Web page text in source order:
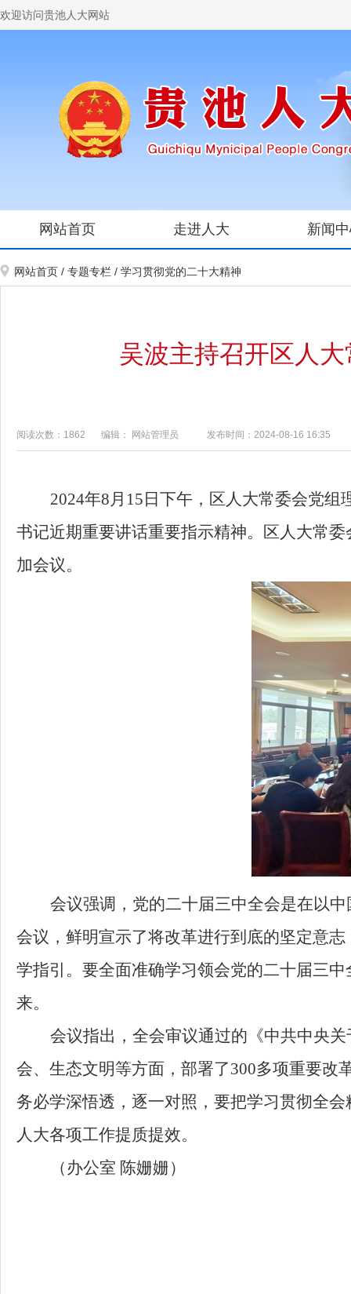
欢迎访问贵池人大网站
网站首页 走进人大 新闻
网站首页 / 专题专栏 / 学习贯彻党的二十大精神
吴波主持召开区人
阅读次数：1862 编辑： 网站管理员 发布时间：2024-08-16 16:35
2024年8月 15 日 下午，区人大常委会党组
书记近期重要讲话重要指示精神。区人大常
加会议。
会议强调， 党的二十届三中全会是在以
会议 ， 鲜明宣示了将改革进行到底的坚定意
学指引 。 要全面准确学习领会党的二十届三
来。
会议指出， 全会审议通过的 《中共中央
会、生态文明等方面，部署了300多项重要改
务必学深悟透，逐一对照，要把学习贯彻全
人大各项工作提质提效。
（ 办公室 陈姗姗）